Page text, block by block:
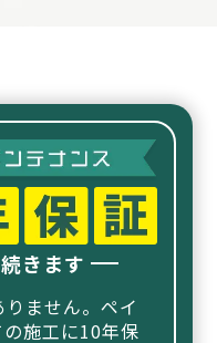
きます
りません。ペイ
の施工に10年保